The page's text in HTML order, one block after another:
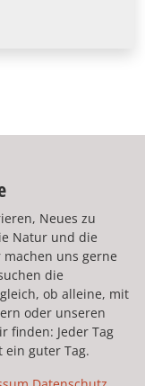
Neues zu
Natur und die
uns gerne
die
ob alleine, mit
oder unseren
finden: Jeder Tag
guter Tag.